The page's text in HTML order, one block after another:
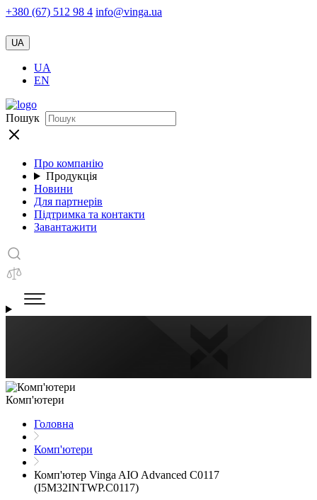
+380 (67) 512 98 4 info@vinga.ua
UA
UA
EN
Пошук
Про компанію
Продукція
Новини
Для партнерів
Підтримка та контакти
Завантажити
Комп'ютери
Головна
Комп'ютери
Комп'ютер Vinga AIO Advanced C0117
(I5M32INTWP.C0117)